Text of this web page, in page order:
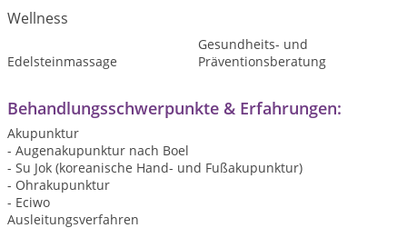
Wellness
Edelsteinmassage
Gesundheits- und
Präventionsberatung
Behandlungsschwerpunkte & Erfahrungen:
Akupunktur
- Augenakupunktur nach Boel
- Su Jok (koreanische Hand- und Fußakupunktur)
- Ohrakupunktur
- Eciwo
Ausleitungsverfahren